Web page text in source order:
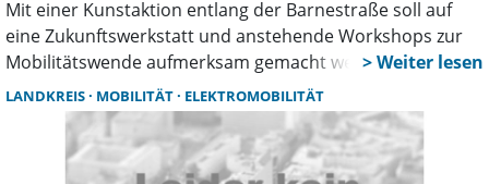
Mit einer Kunstaktion entlang der Barnestraße soll auf
eine Zukunftswerkstatt und anstehende Workshops zur
Mobilitätswende aufmerksam gemacht werden. Die
Installationen sollen vor der Ratssitzung am 15. Mai
aufgestellt werden. Sie werden als Vorboten der
Verkehrswende beschrieben, sorgen aber schon jetzt für
kontroverse Diskussionen.
LANDKREIS MOBILITÄT ELEKTROMOBILITÄT